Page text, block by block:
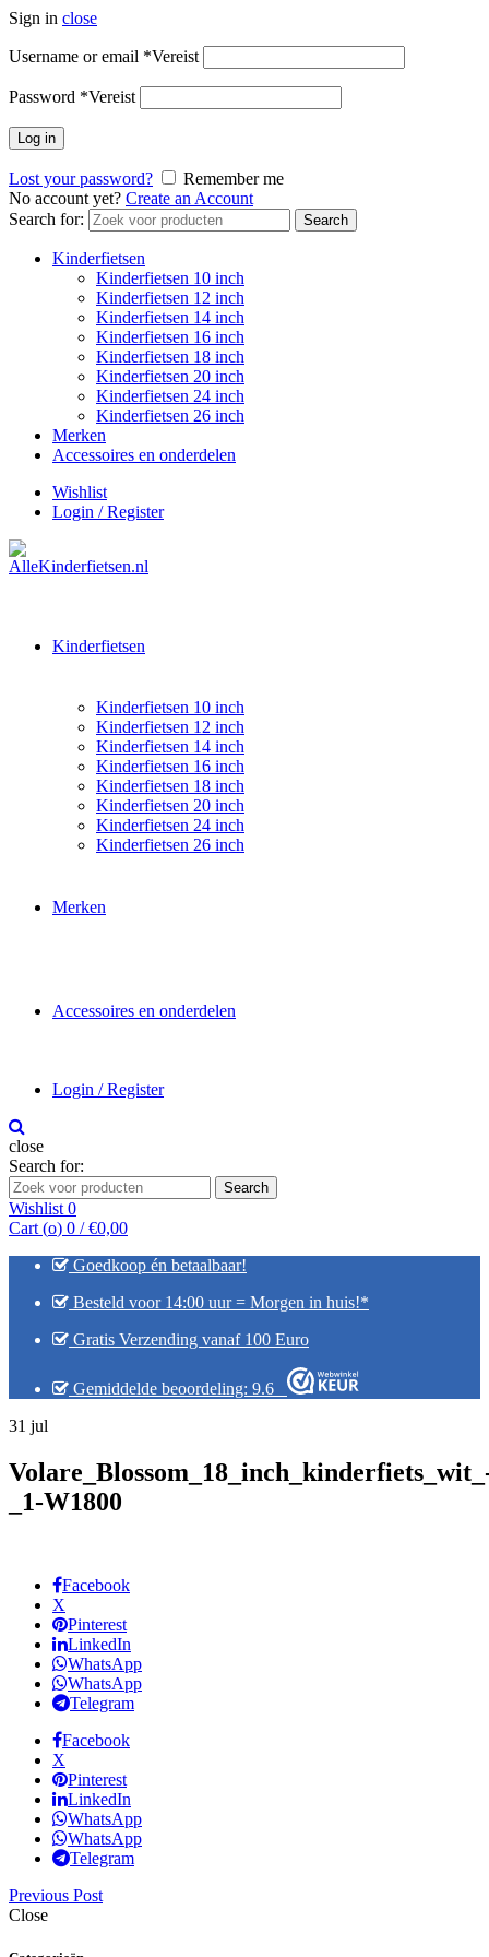
Sign in close
Username or email *Vereist
Password *Vereist
Log in
Lost your password?
Remember me
No account yet? Create an Account
Search for:
Search
Kinderfietsen
Kinderfietsen 10 inch
Kinderfietsen 12 inch
Kinderfietsen 14 inch
Kinderfietsen 16 inch
Kinderfietsen 18 inch
Kinderfietsen 20 inch
Kinderfietsen 24 inch
Kinderfietsen 26 inch
Merken
Accessoires en onderdelen
Wishlist
Login / Register
Kinderfietsen
Kinderfietsen 10 inch
Kinderfietsen 12 inch
Kinderfietsen 14 inch
Kinderfietsen 16 inch
Kinderfietsen 18 inch
Kinderfietsen 20 inch
Kinderfietsen 24 inch
Kinderfietsen 26 inch
Merken
Accessoires en onderdelen
Login / Register
close
Search for:
Search
Wishlist 0
Cart (o) 0 / €0,00
Goedkoop én betaalbaar!
Besteld voor 14:00 uur = Morgen in huis!*
Gratis Verzending vanaf 100 Euro
Gemiddelde beoordeling: 9.6
31 jul
_1-W1800
Facebook
X
Pinterest
LinkedIn
WhatsApp
WhatsApp
Telegram
Facebook
X
Pinterest
LinkedIn
WhatsApp
WhatsApp
Telegram
Previous Post
Close